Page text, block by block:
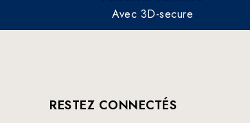
Avec 3D-secure
RESTEZ CONNECTÉS